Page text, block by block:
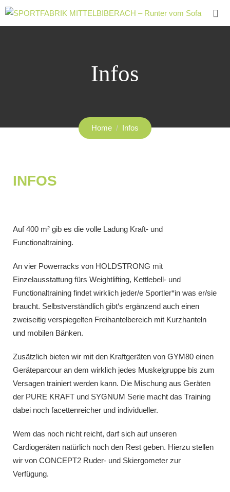
Infos
Home Infos
INFOS
Auf 400 m² gib es die volle Ladung Kraft- und
Functionaltraining.
An vier Powerracks von HOLDSTRONG mit
Einzelausstattung fürs Weightlifting, Kettlebell- und
Functionaltraining findet wirklich jeder/e Sportler*in was er/sie
braucht. Selbstverständlich gibt‘s ergänzend auch einen
zweiseitig verspiegelten Freihantelbereich mit Kurzhanteln
und mobilen Bänken.
Zusätzlich bieten wir mit den Kraftgeräten von GYM80 einen
Geräteparcour an dem wirklich jedes Muskelgruppe bis zum
Versagen trainiert werden kann. Die Mischung aus Geräten
der PURE KRAFT und SYGNUM Serie macht das Training
dabei noch facettenreicher und individueller.
Wem das noch nicht reicht, darf sich auf unseren
Cardiogeräten natürlich noch den Rest geben. Hierzu stellen
wir von CONCEPT2 Ruder- und Skiergometer zur
Verfügung.